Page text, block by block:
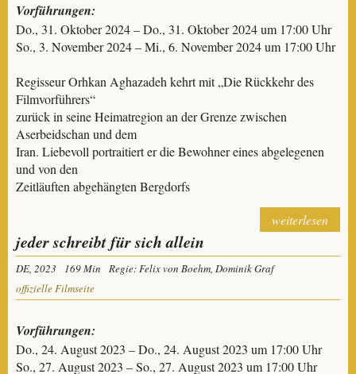
Vorführungen:
Do., 31. Oktober 2024 – Do., 31. Oktober 2024 um 17:00 Uhr
So., 3. November 2024 – Mi., 6. November 2024 um 17:00 Uhr
Regisseur Orhkan Aghazadeh kehrt mit „Die Rückkehr des
Filmvorführers“
zurück in seine Heimatregion an der Grenze zwischen
Aserbeidschan und dem
Iran. Liebevoll portraitiert er die Bewohner eines abgelegenen
und von den
Zeitläuften abgehängten Bergdorfs
weiterlesen
jeder schreibt für sich allein
DE, 2023 169 Min
Regie: Felix von Boehm, Dominik Graf
offizielle Filmseite
Vorführungen:
Do., 24. August 2023 – Do., 24. August 2023 um 17:00 Uhr
So., 27. August 2023 – So., 27. August 2023 um 17:00 Uhr